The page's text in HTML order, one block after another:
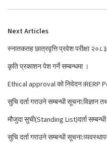
Next Articles
स्नातकतह छात्रवृत्ति प्रवेश परीक्षा
कृति प्रकाशन पेश गर्ने सम्बन्धमा ।
Ethical approval को निवेदन IRERP
सुचि दर्ता गराउने सम्बन्धी सूचना:विज्ञान
मौजुदा सुची(Standing List)दर्ता सम्बन्धी
सुचि दर्ता गराउने सम्बन्धी